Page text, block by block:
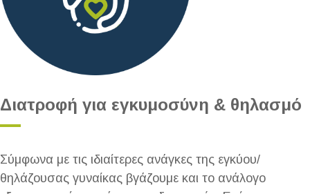
Διατροφή για εγκυμοσύνη & θηλασμό
Σύμφωνα με τις ιδιαίτερες ανάγκες της εγκύου/
θηλάζουσας γυναίκας βγάζουμε και το ανάλογο